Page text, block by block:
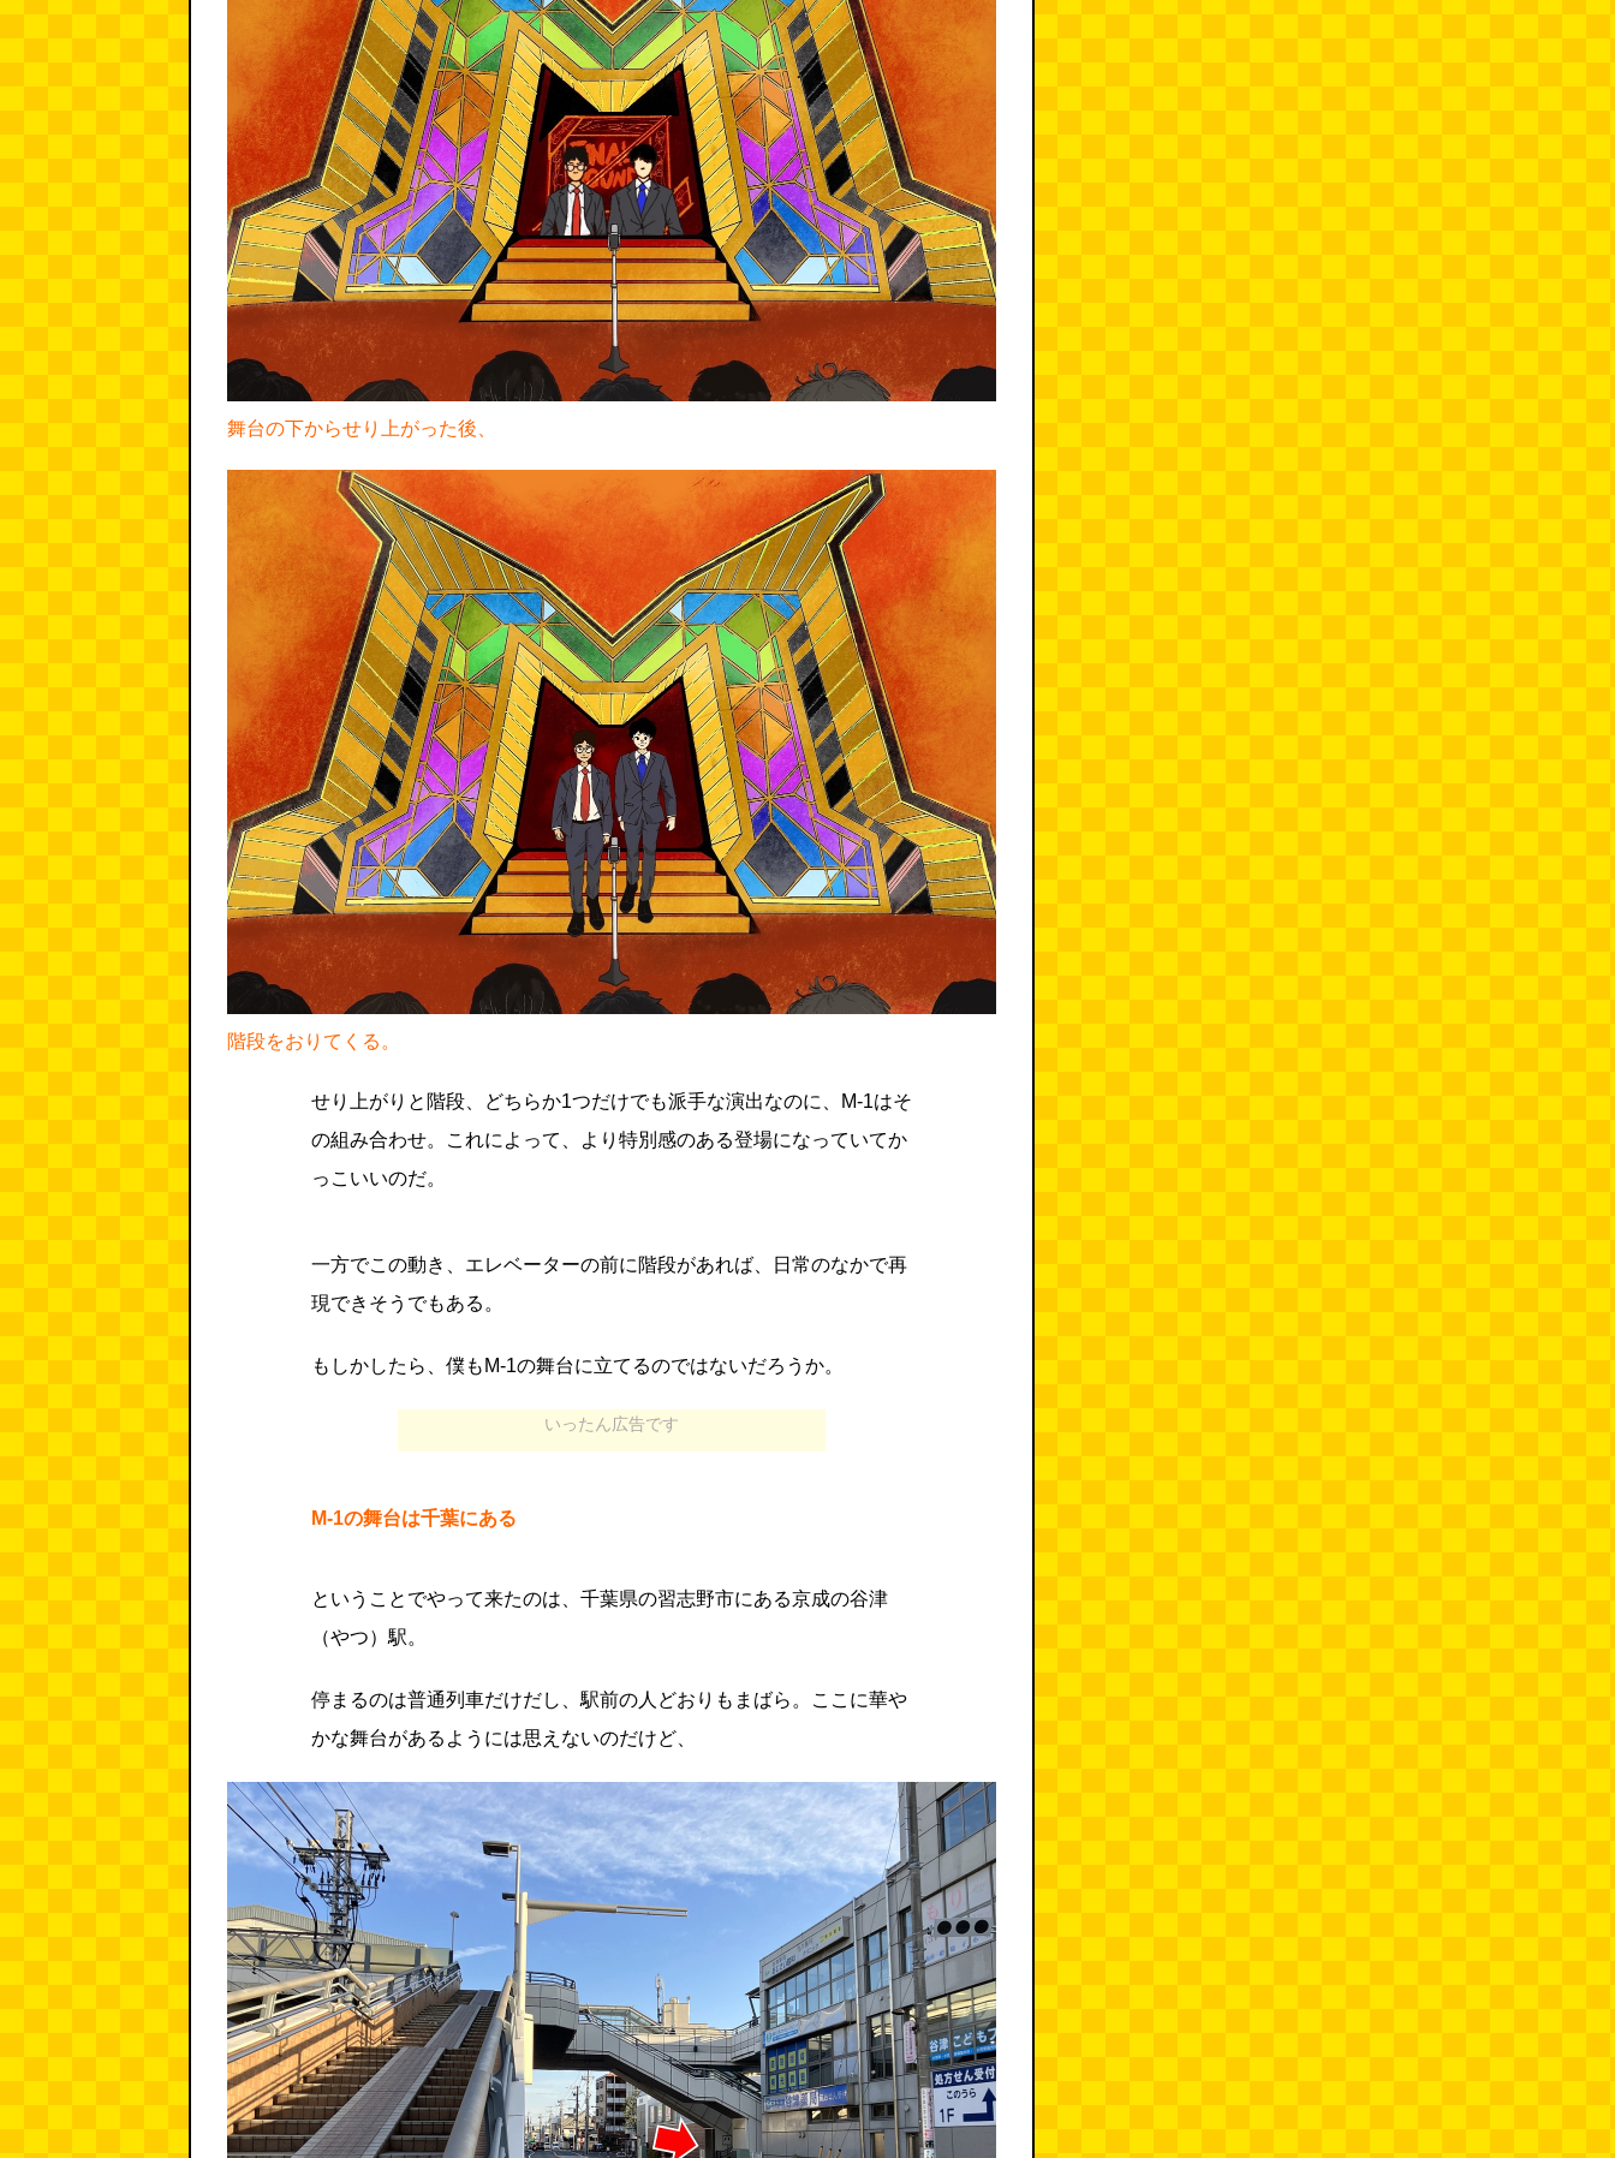
舞台の下からせり上がった後、
階段をおりてくる。
せり上がりと階段、どちらか1つだけでも派手な演出なのに、M-1はそ
の組み合わせ。これによって、より特別感のある登場になっていてか
っこいいのだ。
一方でこの動き、エレベーターの前に階段があれば、日常のなかで再
現できそうでもある。
もしかしたら、僕もM-1の舞台に立てるのではないだろうか。
いったん広告です
M-1の舞台は千葉にある
ということでやって来たのは、千葉県の習志野市にある京成の谷津
（やつ）駅。
停まるのは普通列車だけだし、駅前の人どおりもまばら。ここに華や
かな舞台があるようには思えないのだけど、